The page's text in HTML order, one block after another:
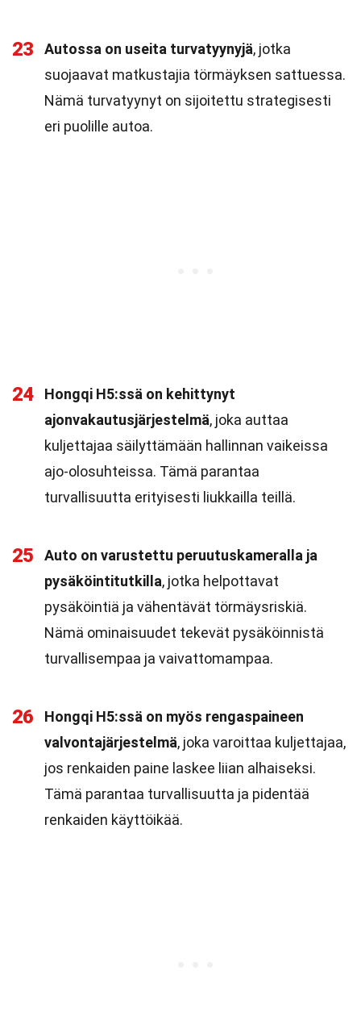
23 Autossa on useita turvatyynyjä, jotka
suojaavat matkustajia törmäyksen sattuessa.
Nämä turvatyynyt on sijoitettu strategisesti
eri puolille autoa.
24
Hongqi H5:ssä on kehittynyt
ajonvakautusjärjestelmä, joka auttaa
kuljettajaa säilyttämään hallinnan vaikeissa
ajo-olosuhteissa. Tämä parantaa
turvallisuutta erityisesti liukkailla teillä.
25
Auto on varustettu peruutuskameralla ja
pysäköintitutkilla, jotka helpottavat
pysäköintiä ja vähentävät törmäysriskiä.
Nämä ominaisuudet tekevät pysäköinnistä
turvallisempaa ja vaivattomampaa.
26
Hongqi H5:ssä on myös rengaspaineen
valvontajärjestelmä, joka varoittaa kuljettajaa,
jos renkaiden paine laskee liian alhaiseksi.
Tämä parantaa turvallisuutta ja pidentää
renkaiden käyttöikää.